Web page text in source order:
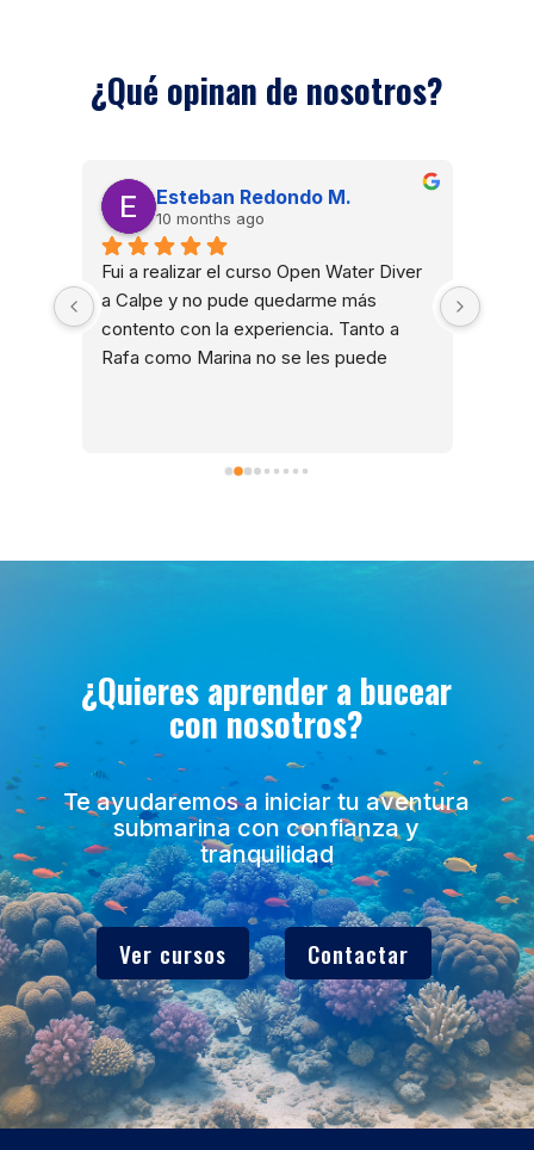
¿Qué opinan de nosotros?
Esteban Redondo M.
10 months ago
Fui a realizar el curso Open Water Diver
a Calpe y no pude quedarme más
contento con la experiencia. Tanto a
Rafa como Marina no se les puede
¿Quieres aprender a bucear
con nosotros?
Te ayudaremos a iniciar tu aventura
submarina con confianza y
tranquilidad
Ver cursos Contactar